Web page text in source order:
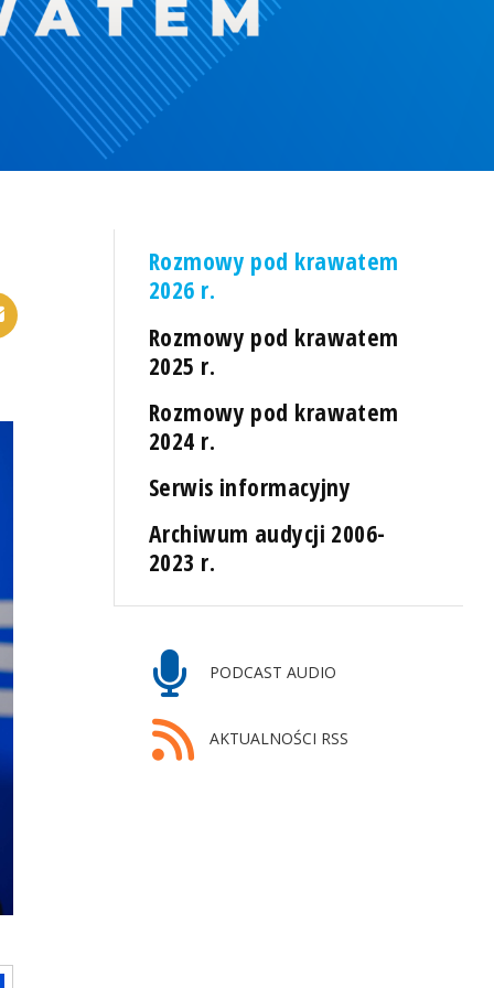
Rozmowy pod krawatem
2026 r.
Rozmowy pod krawatem
2025 r.
Rozmowy pod krawatem
2024 r.
Serwis informacyjny
Archiwum audycji 2006-
2023 r.
PODCAST AUDIO
AKTUALNOŚCI RSS